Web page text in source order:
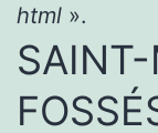
html ».